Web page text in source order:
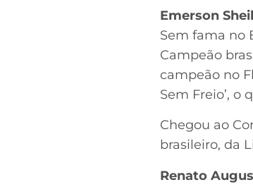
Emerson
Sem fama no
Campeão
campeão no
Sem Freio’,
Chegou ao
brasileiro, da
Renato